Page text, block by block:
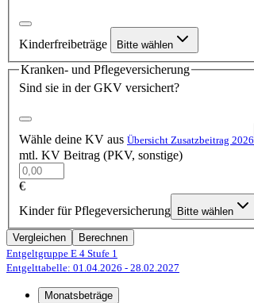
Kinderfreibeträge Bitte wählen
Kranken- und Pflegeversicherung
Sind sie in der GKV versichert?
Wähle deine KV aus Übersicht Zusatzbeitrag 2026
mtl. KV Beitrag (PKV, sonstige)
€
Kinder für Pflegeversicherung
Bitte wählen
Vergleichen
Berechnen
Entgeltgruppe E 4 Stufe 1
Entgelttabelle: 01.04.2026 - 28.02.2027
Monatsbeträge